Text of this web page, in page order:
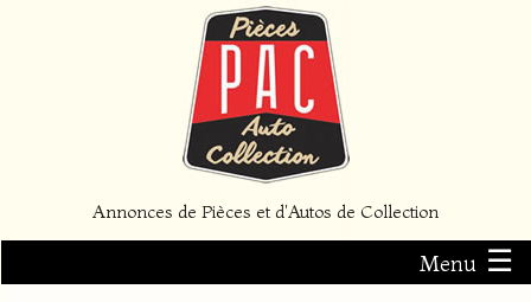
Annonces de Pièces et d'Autos de Collection
Menu ☰